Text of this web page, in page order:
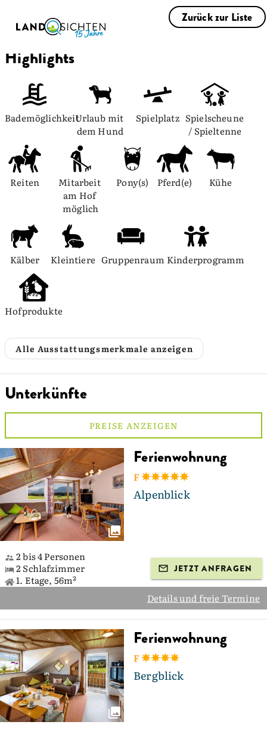
Zurück zur Liste
Highlights
BademöglichkeitUrlaub mit
dem Hund
Spielplatz Spielscheune
/ Spieltenne
Reiten
Mitarbeit
am Hof
möglich
Pony(s) Pferd(e) Kühe
Kälber Kleintiere Gruppenraum Kinderprogramm
Hofprodukte
Alle Ausstattungsmerkmale anzeigen
Unterkünfte
PREISE ANZEIGEN
Ferienwohnung
F
Alpenblick
2 bis 4 Personen
2 Schlafzimmer
1. Etage, 56m²
JETZT ANFRAGEN
Details und freie Termine
Ferienwohnung
F
Bergblick